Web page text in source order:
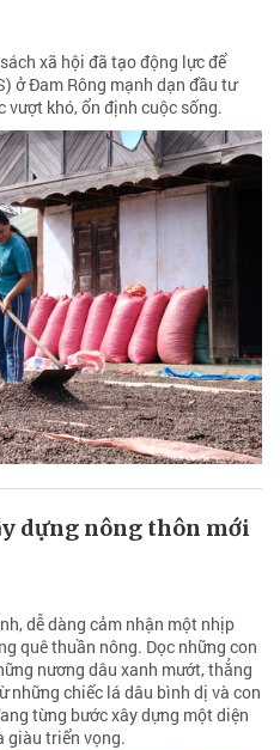
xã hội đã tạo động lực để
ở Đam Rông mạnh dạn đầu tư
vượt khó, ổn định cuộc sống.
dựng nông thôn mới
dễ dàng cảm nhận một nhịp
quê thuần nông. Dọc những con
nương dâu xanh mướt, thẳng
những chiếc lá dâu bình dị và con
từng bước xây dựng một diện
giàu triển vọng.